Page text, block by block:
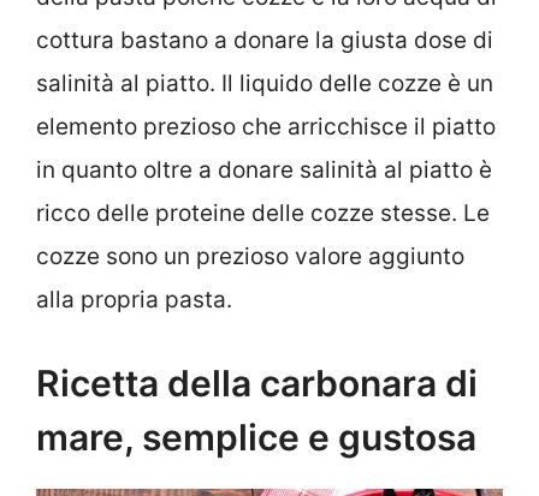
cottura bastano a donare la giusta dose di
salinità al piatto. Il liquido delle cozze è un
elemento prezioso che arricchisce il piatto
in quanto oltre a donare salinità al piatto è
ricco delle proteine delle cozze stesse. Le
cozze sono un prezioso valore aggiunto
alla propria pasta.
Ricetta della carbonara di
mare, semplice e gustosa